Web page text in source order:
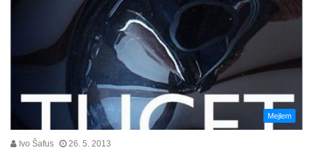
Mejlem
Ivo Šafus 26. 5. 2013